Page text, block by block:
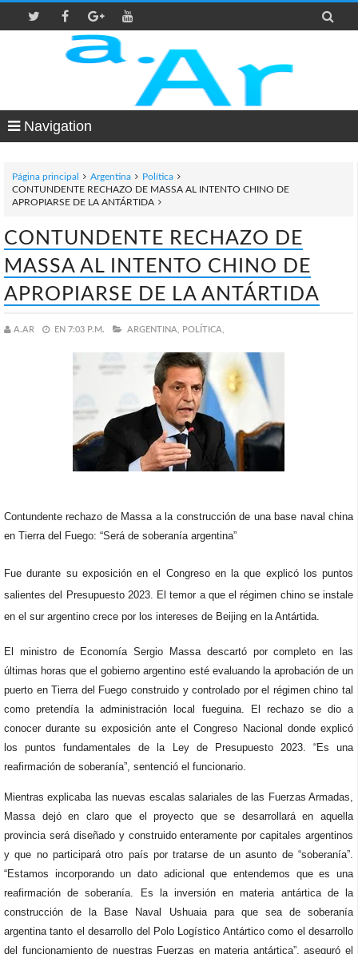

Navigation
Página principal Argentina
Política
CONTUNDENTE RECHAZO DE MASSA AL INTENTO CHINO DE
APROPIARSE DE LA ANTÁRTIDA
CONTUNDENTE RECHAZO DE
MASSA AL INTENTO CHINO DE
APROPIARSE DE LA ANTÁRTIDA
A.AR EN 7:03 P.M. ARGENTINA, POLÍTICA,
Contundente rechazo de Massa a la construcción de una base naval china
en Tierra del Fuego: “Será de soberanía argentina”
Fue durante su exposición en el Congreso en la que explicó los puntos
salientes del Presupuesto 2023. El temor a que el régimen chino se instale
en el sur argentino crece por los intereses de Beijing en la Antártida.
El ministro de Economía Sergio Massa descartó por completo en las
últimas horas que el gobierno argentino esté evaluando la aprobación de un
puerto en Tierra del Fuego construido y controlado por el régimen chino tal
como pretendía la administración local fueguina. El rechazo se dio a
conocer durante su exposición ante el Congreso Nacional donde explicó
los puntos fundamentales de la Ley de Presupuesto 2023. “Es una
reafirmación de soberanía”, sentenció el funcionario.
Mientras explicaba las nuevas escalas salariales de las Fuerzas Armadas,
Massa dejó en claro que el proyecto que se desarrollará en aquella
provincia será diseñado y construido enteramente por capitales argentinos
y que no participará otro país por tratarse de un asunto de “soberanía”.
“Estamos incorporando un dato adicional que entendemos que es una
reafirmación de soberanía. Es la inversión en materia antártica de la
construcción de la Base Naval Ushuaia para que sea de soberanía
argentina tanto el desarrollo del Polo Logístico Antártico como el desarrollo
del funcionamiento de nuestras Fuerzas en materia antártica”, aseguró el